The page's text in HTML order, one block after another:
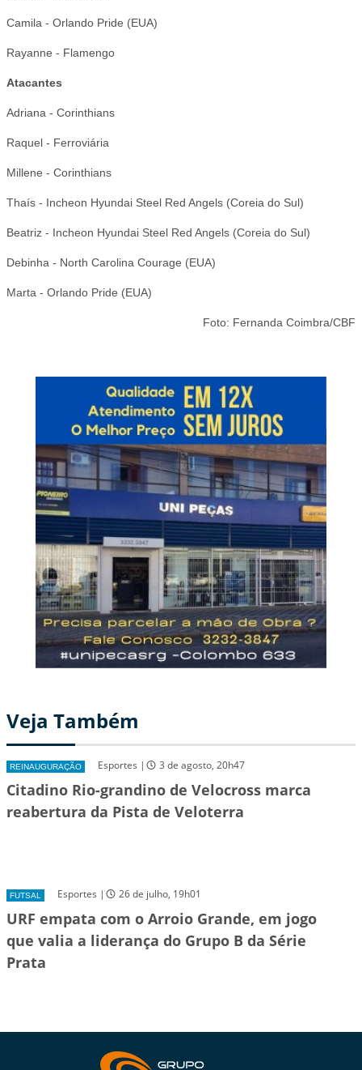
Camila - Orlando Pride (EUA)
Rayanne - Flamengo
Atacantes
Adriana - Corinthians
Raquel - Ferroviária
Millene - Corinthians
Thaís - Incheon Hyundai Steel Red Angels (Coreia do Sul)
Beatriz - Incheon Hyundai Steel Red Angels (Coreia do Sul)
Debinha - North Carolina Courage (EUA)
Marta - Orlando Pride (EUA)
Foto: Fernanda Coimbra/CBF
Veja Também
REINAUGURAÇÃO Esportes | 3 de agosto, 20h47
Citadino Rio-grandino de Velocross marca
reabertura da Pista de Veloterra
FUTSAL Esportes | 26 de julho, 19h01
URF empata com o Arroio Grande, em jogo
que valia a liderança do Grupo B da Série
Prata